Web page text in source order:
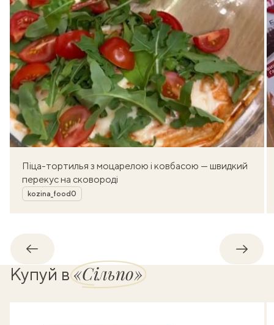
Піца-тортилья з моцарелою і ковбасою — швидкий
перекус на сковороді
Автор
kozina_food0
Назад
Купуй в«Сільпо»